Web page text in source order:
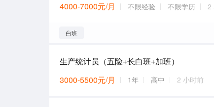
4000-7000元/月
不限经验 不限学历 2
白班
生产统计员（五险+长白班+加班）
3000-5500元/月
1年 高中 2 小时前